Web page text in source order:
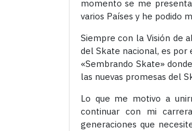
momento se me
varios Países y he podido
Siempre con la Visión de
del Skate nacional, es por
«Sembrando Skate»
las nuevas promesas del
Lo que me motivo a
continuar con mi
generaciones que